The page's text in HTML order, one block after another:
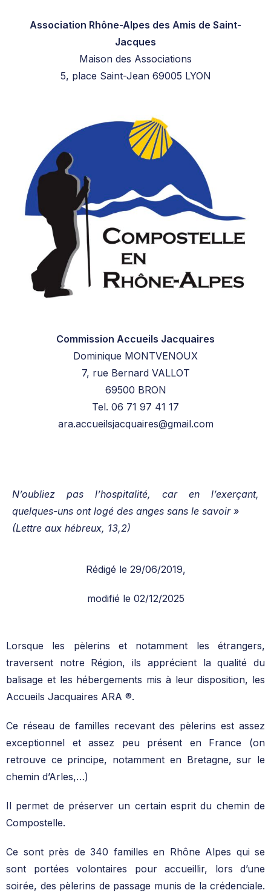
Association Rhône-Alpes des Amis de Saint-
Jacques
Maison des Associations
5, place Saint-Jean 69005 LYON
Commission Accueils Jacquaires
Dominique MONTVENOUX
7, rue Bernard VALLOT
69500 BRON
Tel. 06 71 97 41 17
ara.accueilsjacquaires@gmail.com
N’oubliez pas l’hospitalité, car en l’exerçant,
quelques-uns ont logé des anges sans le savoir »
(Lettre aux hébreux, 13,2)
Rédigé le 29/06/2019,
modifié le 02/12/2025
Lorsque les pèlerins et notamment les étrangers,
traversent notre Région, ils apprécient la qualité du
balisage et les hébergements mis à leur disposition, les
Accueils Jacquaires ARA ®.
Ce réseau de familles recevant des pèlerins est assez
exceptionnel et assez peu présent en France (on
retrouve ce principe, notamment en Bretagne, sur le
chemin d’Arles,…)
Il permet de préserver un certain esprit du chemin de
Compostelle.
Ce sont près de 340 familles en Rhône Alpes qui se
sont portées volontaires pour accueillir, lors d’une
soirée, des pèlerins de passage munis de la crédenciale.